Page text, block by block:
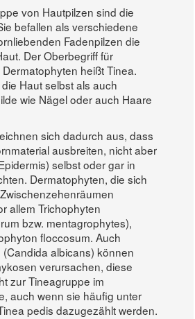
von Hautpilzen sind die
befallen als verschiedene
Fadenpilzen die
Der Oberbegriff für
heißt Tinea.
Haut selbst als auch
wie Nägel oder auch Haare
sich dadurch aus, dass
ausbreiten, nicht aber
selbst oder gar in
Dermatophyten, die sich
allem Trichophyten
bzw. mentagrophytes),
floccosum. Auch
albicans) können
verursachen, diese
zur Tineagruppe im
auch wenn sie häufig unter
pedis dazugezählt werden.